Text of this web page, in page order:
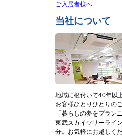
ご入居者様へ
当社について
地域に根付いて40年以上
お客様ひとりひとりの
「暮らしの夢をプラン
東武スカイツリーライ
分。お気軽にお越しく